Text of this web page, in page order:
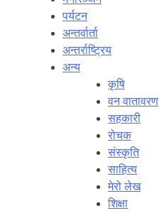
पर्यटन
अन्तर्वार्ता
अन्तर्राष्‍ट्रिय
अन्य
कृषि
वन वातावरण
सहकारी
रोचक
संस्कृति
साहित्य
मेरो लेख
शिक्षा